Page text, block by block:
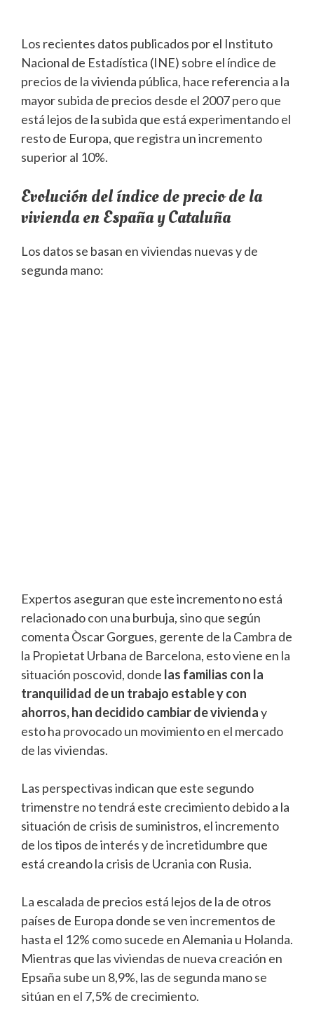
Los recientes datos publicados por el Instituto
Nacional de Estadística (INE) sobre el índice de
precios de la vivienda pública, hace referencia a la
mayor subida de precios desde el 2007 pero que
está lejos de la subida que está experimentando el
resto de Europa, que registra un incremento
superior al 10%.
Evolución del índice de precio de la
vivienda en España y Cataluña
Los datos se basan en viviendas nuevas y de
segunda mano:
Expertos aseguran que este incremento no está
relacionado con una burbuja, sino que según
comenta Òscar Gorgues, gerente de la Cambra de
la Propietat Urbana de Barcelona, esto viene en la
situación poscovid, donde las familias con la
tranquilidad de un trabajo estable y con
ahorros, han decidido cambiar de vivienday
esto ha provocado un movimiento en el mercado
de las viviendas.
Las perspectivas indican que este segundo
trimenstre no tendrá este crecimiento debido a la
situación de crisis de suministros, el incremento
de los tipos de interés y de incretidumbre que
está creando la crisis de Ucrania con Rusia.
La escalada de precios está lejos de la de otros
países de Europa donde se ven incrementos de
hasta el 12% como sucede en Alemania u Holanda.
Mientras que las viviendas de nueva creación en
Epsaña sube un 8,9%, las de segunda mano se
sitúan en el 7,5% de crecimiento.